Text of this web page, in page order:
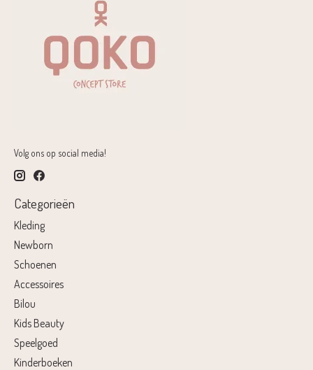
Volg ons op social media!
Categorieën
Kleding
Newborn
Schoenen
Accessoires
Bilou
Kids Beauty
Speelgoed
Kinderboeken